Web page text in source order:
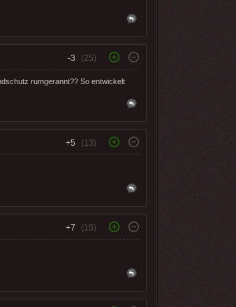
-3 (25)
rumgerannt?? So entwickelt
+5 (13)
+7 (15)